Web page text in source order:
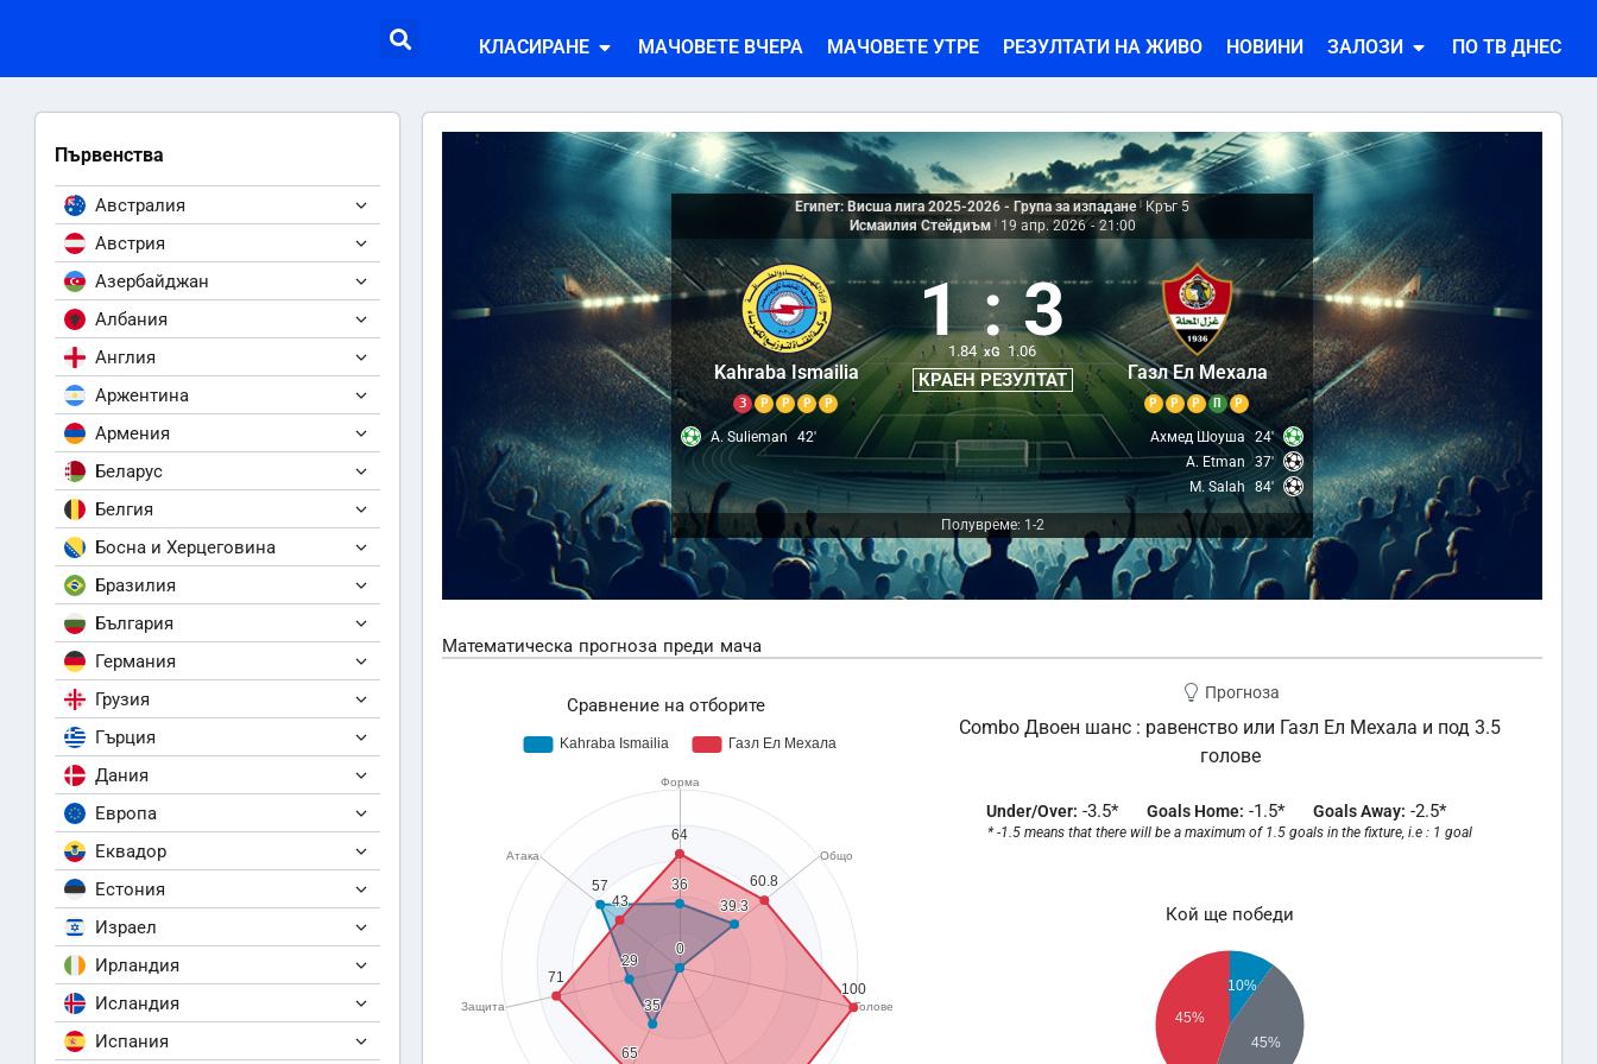
КЛАСИРАНЕ МАЧОВЕТЕ ВЧЕРА МАЧОВЕТЕ УТРЕ РЕЗУЛТАТИ НА ЖИВО НОВИНИ ЗАЛОЗИ ПО ТВ ДНЕС
Първенства
Австралия
Австрия
Азербайджан
Албания
Англия
Аржентина
Армения
Беларус
Белгия
Босна и Херцеговина
Бразилия
България
Германия
Грузия
Гърция
Дания
Европа
Еквадор
Естония
Израел
Ирландия
Исландия
Испания
Египет: Висша лига 2025-2026 - Група за изпадане
Кръг 5
Исмаилия Стейдиъм
19 апр. 2026 - 21:00
Kahraba Ismailia
З Р Р Р Р
1 : 3
1.84 xG 1.06
КРАЕН РЕЗУЛТАТ Газл Ел Мехала
Р Р Р П Р
A. Sulieman 42' Ахмед Шоуша 24'
A. Etman
37'
M. Salah 84'
Полувреме: 1-2
Математическа прогноза преди мача
Сравнение на отборите
Прогноза
Combo Двоен шанс : равенство или Газл Ел Мехала и под 3.5
голове
Under/Over: -3.5* Goals Home: -1.5* Goals Away: -2.5*
* -1.5 means that there will be a maximum of 1.5 goals in the fixture, i.e : 1 goal
Кой ще победи